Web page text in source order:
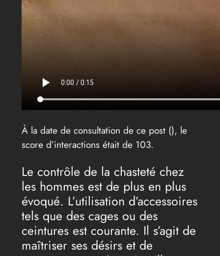
À la date de consultation de ce post (), le
score d’interactions était de 103.
Le contrôle de la chasteté chez
les hommes est de plus en plus
évoqué. L’utilisation d’accessoires
tels que des cages ou des
ceintures est courante. Il s’agit de
maîtriser ses désirs et de